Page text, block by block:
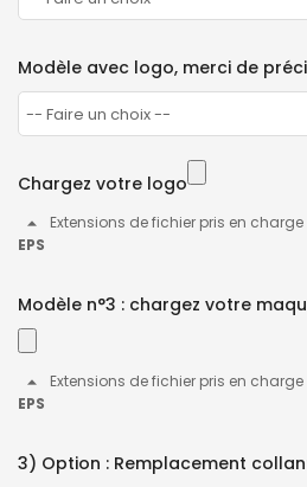
Modèle avec logo, merci de
Chargez votre logo
Extensions de fichier pris en charge
EPS
Modèle n°3 : chargez votre
Extensions de fichier pris en charge
EPS
3) Option : Remplacement